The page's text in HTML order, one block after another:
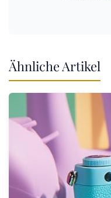
Ähnliche Artikel